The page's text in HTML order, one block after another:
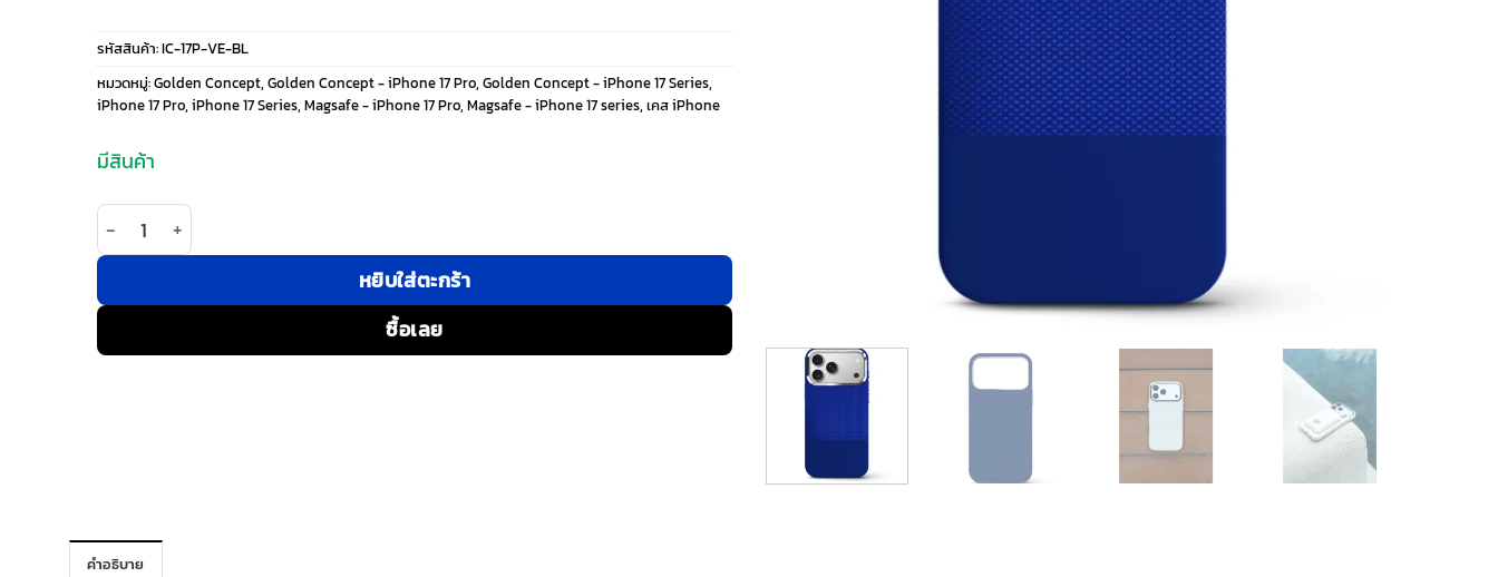
price
was:
price
is:
รหัสสินค้า:IC-17P-VE-BL
หมวดหมู่:Golden Concept, Golden Concept - iPhone 17 Pro, Golden Concept - iPhone 17 Series,
iPhone 17 Pro, iPhone 17 Series, Magsafe - iPhone 17 Pro, Magsafe - iPhone 17 series, เคส iPhone
มีสินค้า
จำนวน Golden Concept รุ่น The Essential - เคส iPhone 17 Pro - สี Deep Blue ชิ้น
หยิบใส่ตะกร้า
ซื้อเลย
คำอธิบาย